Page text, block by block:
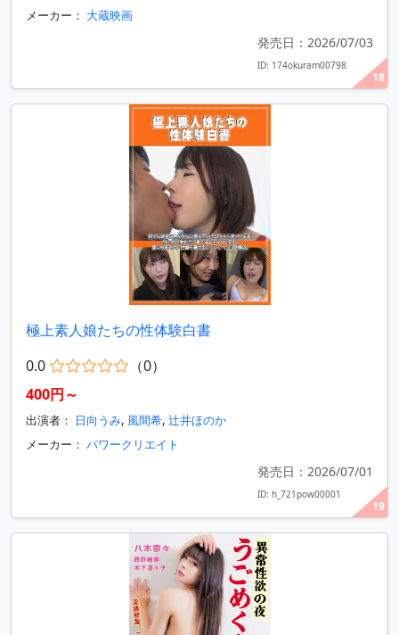
18
メーカー： 大蔵映画
発売日：2026/07/03
ID: 174okuram00798
19
極上素人娘たちの性体験白書
0.0
（0）
400円～
出演者： 日向うみ, 風間希, 辻井ほのか
メーカー： パワークリエイト
発売日：2026/07/01
ID: h_721pow00001